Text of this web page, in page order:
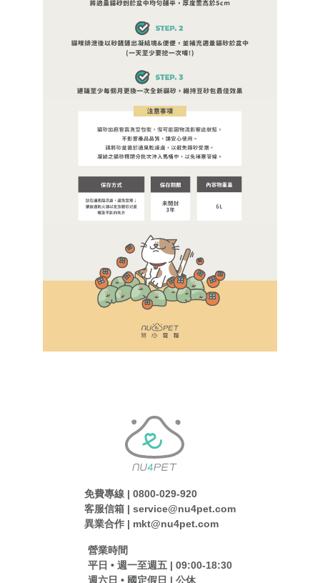
免費專線 | 0800-029-920
客服信箱 | service@nu4pet.com
異業合作 | mkt@nu4pet.com
營業時間
平日 • 週一至週五 | 09:00-18:30
週六日 • 國定假日 | 公休